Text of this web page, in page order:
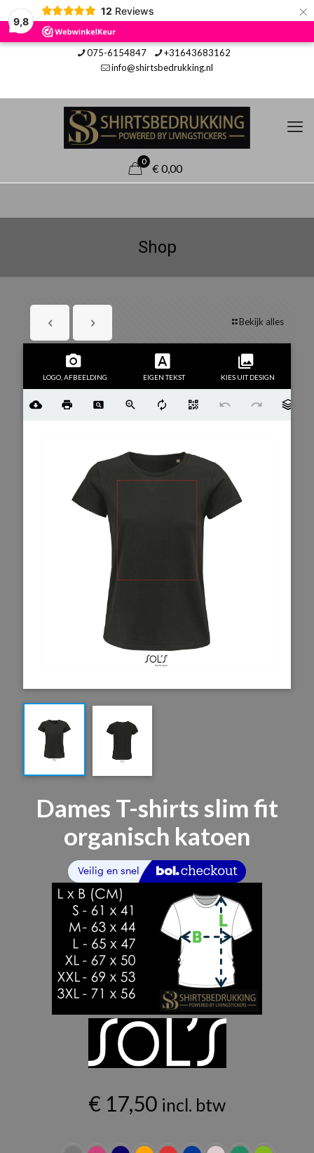
9,8
12 Reviews ×
075-6154847
+31643683162
info@shirtsbedrukking.nl
0
€ 0,00
Shop
Bekijk alles
LOGO, AFBEELDING EIGEN TEKST KIES UIT DESIGN
Dames T-shirts slim fit
organisch katoen
€ 17,50 incl. btw